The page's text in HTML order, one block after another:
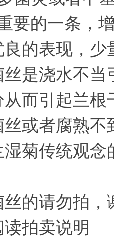
要的一条，
的表现，
是浇水不
而引起兰
或者腐熟
菊传统观
的请勿拍，
拍卖说明